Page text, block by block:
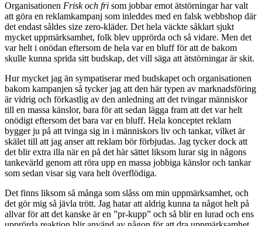
Organisationen Frisk och fri som jobbar emot ätstörningar har valt
att göra en reklamkampanj som inleddes med en falsk webbshop där
det endast såldes size zero-kläder. Det hela väckte såklart sjukt
mycket uppmärksamhet, folk blev upprörda och så vidare. Men det
var helt i onödan eftersom de hela var en bluff för att de bakom
skulle kunna sprida sitt budskap, det vill säga att ätstörningar är skit.
Hur mycket jag än sympatiserar med budskapet och organisationen
bakom kampanjen så tycker jag att den här typen av marknadsföring
är vidrig och förkastlig av den anledning att det tvingar människor
till en massa känslor, bara för att sedan lägga fram att det var helt
onödigt eftersom det bara var en bluff. Hela konceptet reklam
bygger ju på att tvinga sig in i människors liv och tankar, vilket är
skälet till att jag anser att reklam bör förbjudas. Jag tycker dock att
det blir extra illa när en på det här sättet liksom lurar sig in någons
tankevärld genom att röra upp en massa jobbiga känslor och tankar
som sedan visar sig vara helt överflödiga.
Det finns liksom så många som slåss om min uppmärksamhet, och
det gör mig så jävla trött. Jag hatar att aldrig kunna ta något helt på
allvar för att det kanske är en ”pr-kupp” och så blir en lurad och ens